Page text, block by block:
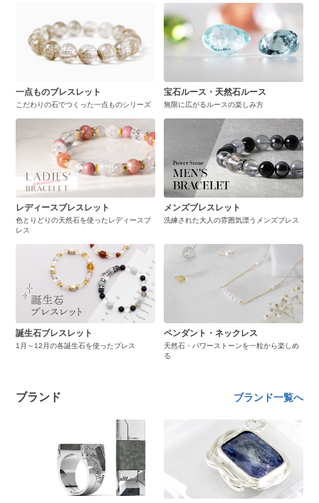
一点ものブレスレット
こだわりの石でつくった一点ものシリーズ
宝石ルース・天然石ルース
無限に広がるルースの楽しみ方
レディースブレスレット
色とりどりの天然石を使ったレディースブ
レス
メンズブレスレット
洗練された大人の雰囲気漂うメンズブレス
誕生石ブレスレット
1月～12月の各誕生石を使ったブレス
ペンダント・ネックレス
天然石・パワーストーンを一粒から楽しめ
る
ブランド ブランド一覧へ